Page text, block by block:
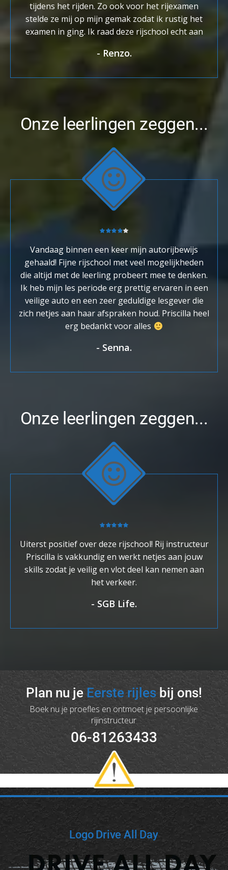
tijdens het rijden. Zo ook voor het rijexamen
stelde ze mij op mijn gemak zodat ik rustig het
examen in ging. Ik raad deze rijschool echt aan
- Renzo.
Onze leerlingen zeggen...
Vandaag binnen een keer mijn autorijbewijs
gehaald! Fijne rijschool met veel mogelijkheden
die altijd met de leerling probeert mee te denken.
Ik heb mijn les periode erg prettig ervaren in een
veilige auto en een zeer geduldige lesgever die
zich netjes aan haar afspraken houd. Priscilla heel
erg bedankt voor alles
- Senna.
Onze leerlingen zeggen...
Uiterst positief over deze rijschool! Rij instructeur
Priscilla is vakkundig en werkt netjes aan jouw
skills zodat je veilig en vlot deel kan nemen aan
het verkeer.
- SGB Life.
Plan nu jeEerste rijlesbij ons!
Boek nu je proefles en ontmoet je persoonlijke
rijinstructeur
06-81263433
Logo Drive All Day